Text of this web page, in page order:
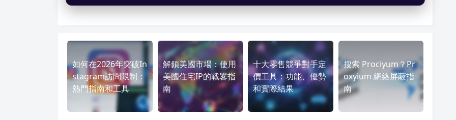
如何在2026年突破In
stagram訪問限制：
熱門指南和工具
解鎖美國市場：使用
美國住宅IP的戰畧指
南
十大零售競爭對手定
價工具：功能、優勢
和實際結果
搜索 Prociyum？Pr
oxyium 網絡屏蔽指
南